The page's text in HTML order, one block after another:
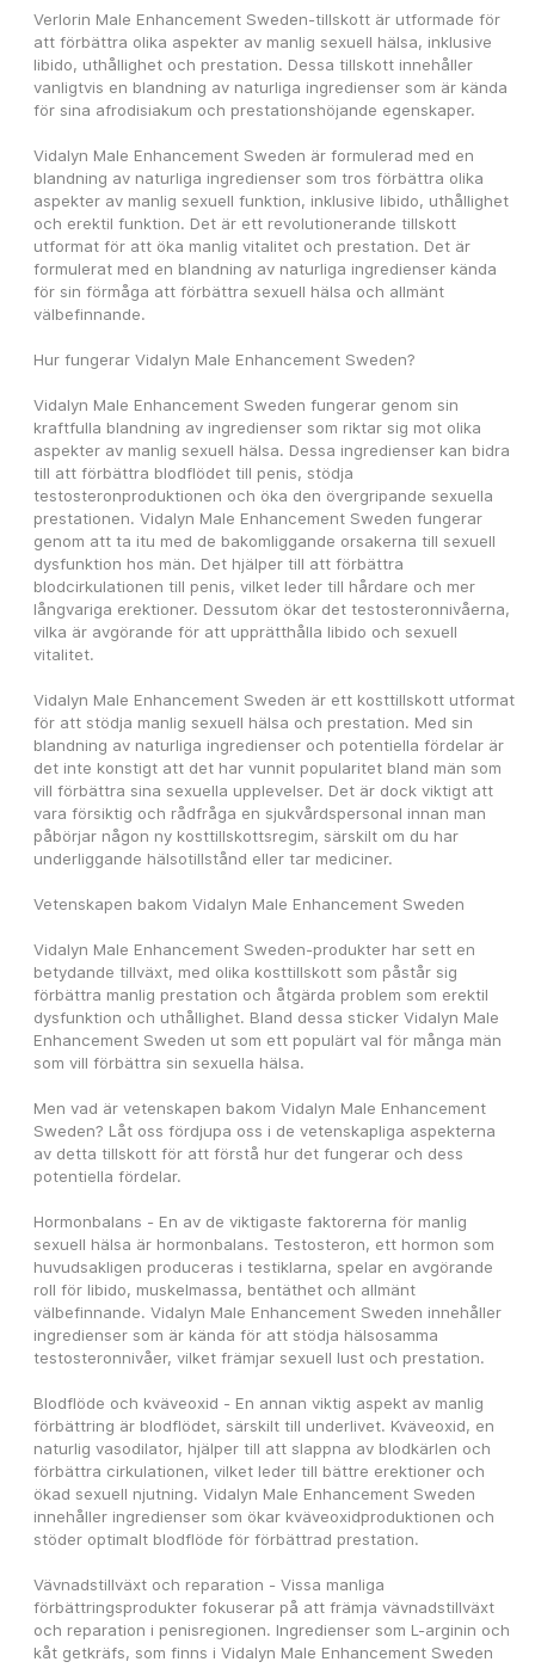
Verlorin Male Enhancement Sweden-tillskott är utformade för
att förbättra olika aspekter av manlig sexuell hälsa, inklusive
libido, uthållighet och prestation. Dessa tillskott innehåller
vanligtvis en blandning av naturliga ingredienser som är kända
för sina afrodisiakum och prestationshöjande egenskaper.
Vidalyn Male Enhancement Sweden är formulerad med en
blandning av naturliga ingredienser som tros förbättra olika
aspekter av manlig sexuell funktion, inklusive libido, uthållighet
och erektil funktion. Det är ett revolutionerande tillskott
utformat för att öka manlig vitalitet och prestation. Det är
formulerat med en blandning av naturliga ingredienser kända
för sin förmåga att förbättra sexuell hälsa och allmänt
välbefinnande.
Hur fungerar Vidalyn Male Enhancement Sweden?
Vidalyn Male Enhancement Sweden fungerar genom sin
kraftfulla blandning av ingredienser som riktar sig mot olika
aspekter av manlig sexuell hälsa. Dessa ingredienser kan bidra
till att förbättra blodflödet till penis, stödja
testosteronproduktionen och öka den övergripande sexuella
prestationen. Vidalyn Male Enhancement Sweden fungerar
genom att ta itu med de bakomliggande orsakerna till sexuell
dysfunktion hos män. Det hjälper till att förbättra
blodcirkulationen till penis, vilket leder till hårdare och mer
långvariga erektioner. Dessutom ökar det testosteronnivåerna,
vilka är avgörande för att upprätthålla libido och sexuell
vitalitet.
Vidalyn Male Enhancement Sweden är ett kosttillskott utformat
för att stödja manlig sexuell hälsa och prestation. Med sin
blandning av naturliga ingredienser och potentiella fördelar är
det inte konstigt att det har vunnit popularitet bland män som
vill förbättra sina sexuella upplevelser. Det är dock viktigt att
vara försiktig och rådfråga en sjukvårdspersonal innan man
påbörjar någon ny kosttillskottsregim, särskilt om du har
underliggande hälsotillstånd eller tar mediciner.
Vetenskapen bakom Vidalyn Male Enhancement Sweden
Vidalyn Male Enhancement Sweden-produkter har sett en
betydande tillväxt, med olika kosttillskott som påstår sig
förbättra manlig prestation och åtgärda problem som erektil
dysfunktion och uthållighet. Bland dessa sticker Vidalyn Male
Enhancement Sweden ut som ett populärt val för många män
som vill förbättra sin sexuella hälsa.
Men vad är vetenskapen bakom Vidalyn Male Enhancement
Sweden? Låt oss fördjupa oss i de vetenskapliga aspekterna
av detta tillskott för att förstå hur det fungerar och dess
potentiella fördelar.
Hormonbalans - En av de viktigaste faktorerna för manlig
sexuell hälsa är hormonbalans. Testosteron, ett hormon som
huvudsakligen produceras i testiklarna, spelar en avgörande
roll för libido, muskelmassa, bentäthet och allmänt
välbefinnande. Vidalyn Male Enhancement Sweden innehåller
ingredienser som är kända för att stödja hälsosamma
testosteronnivåer, vilket främjar sexuell lust och prestation.
Blodflöde och kväveoxid - En annan viktig aspekt av manlig
förbättring är blodflödet, särskilt till underlivet. Kväveoxid, en
naturlig vasodilator, hjälper till att slappna av blodkärlen och
förbättra cirkulationen, vilket leder till bättre erektioner och
ökad sexuell njutning. Vidalyn Male Enhancement Sweden
innehåller ingredienser som ökar kväveoxidproduktionen och
stöder optimalt blodflöde för förbättrad prestation.
Vävnadstillväxt och reparation - Vissa manliga
förbättringsprodukter fokuserar på att främja vävnadstillväxt
och reparation i penisregionen. Ingredienser som L-arginin och
kåt getkräfs, som finns i Vidalyn Male Enhancement Sweden